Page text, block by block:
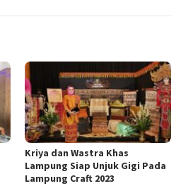
Kriya dan Wastra Khas
Lampung Siap Unjuk Gigi Pada
Lampung Craft 2023